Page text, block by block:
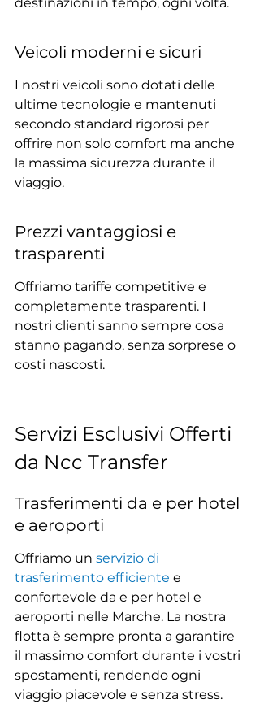
Veicoli moderni e sicuri
I nostri veicoli sono dotati delle
ultime tecnologie e mantenuti
secondo standard rigorosi per
offrire non solo comfort ma anche
la massima sicurezza durante il
viaggio.
Prezzi vantaggiosi e
trasparenti
Offriamo tariffe competitive e
completamente trasparenti. I
nostri clienti sanno sempre cosa
stanno pagando, senza sorprese o
costi nascosti.
Servizi Esclusivi Offerti
da Ncc Transfer
Trasferimenti da e per hotel
e aeroporti
Offriamo un servizio di
trasferimento efficiente e
confortevole da e per hotel e
aeroporti nelle Marche. La nostra
flotta è sempre pronta a garantire
il massimo comfort durante i vostri
spostamenti, rendendo ogni
viaggio piacevole e senza stress.